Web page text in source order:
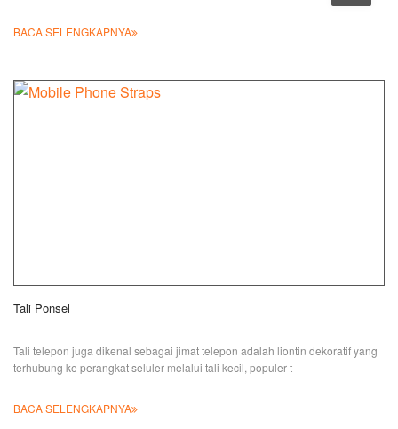
BACA SELENGKAPNYA
Tali Ponsel
Tali telepon juga dikenal sebagai jimat telepon adalah liontin dekoratif yang
terhubung ke perangkat seluler melalui tali kecil, populer t
BACA SELENGKAPNYA